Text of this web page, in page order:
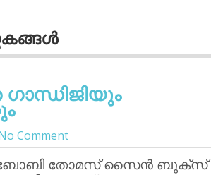
Comment
ബോബി തോമസ് സൈന്‍ ബുക്‌സ്